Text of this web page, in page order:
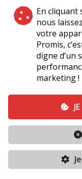
En cliquant
nous
votre
Promis,
digne d’un
marketing !
Teaser du